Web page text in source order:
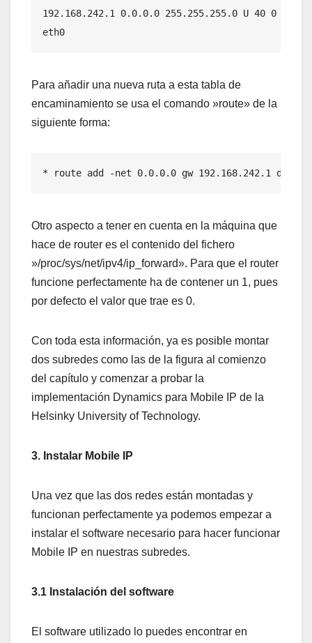
192.168.242.1 0.0.0.0 255.255.255.0 U 40 0 0
eth0
Para añadir una nueva ruta a esta tabla de
encaminamiento se usa el comando »route» de la
siguiente forma:
* route add -net 0.0.0.0 gw 192.168.242.1 dev
Otro aspecto a tener en cuenta en la máquina que
hace de router es el contenido del fichero
»/proc/sys/net/ipv4/ip_forward». Para que el router
funcione perfectamente ha de contener un 1, pues
por defecto el valor que trae es 0.
Con toda esta información, ya es posible montar
dos subredes como las de la figura al comienzo
del capítulo y comenzar a probar la
implementación Dynamics para Mobile IP de la
Helsinky University of Technology.
3. Instalar Mobile IP
Una vez que las dos redes están montadas y
funcionan perfectamente ya podemos empezar a
instalar el software necesario para hacer funcionar
Mobile IP en nuestras subredes.
3.1 Instalación del software
El software utilizado lo puedes encontrar en